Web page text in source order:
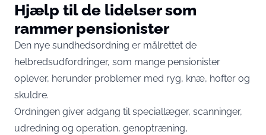
Hjælp til de lidelser som
rammer pensionister
Den nye sundhedsordning er målrettet de
helbredsudfordringer, som mange pensionister
oplever, herunder problemer med ryg, knæ, hofter og
skuldre.
Ordningen giver adgang til speciallæger, scanninger,
udredning og operation, genoptræning,